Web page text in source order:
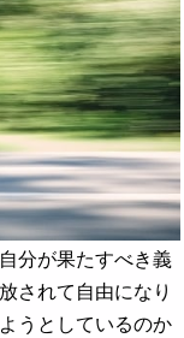
分が果たすべき義
されて自由になり
うとしているのか